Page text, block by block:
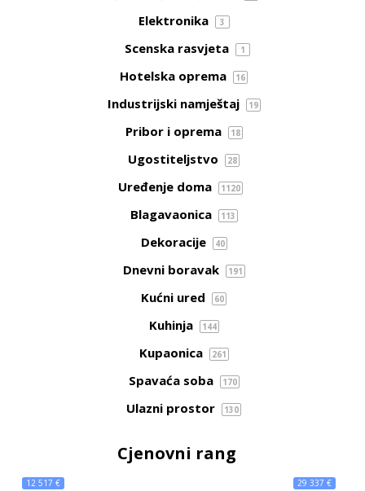
Elektronika 3
Scenska rasvjeta 1
Hotelska oprema 16
Industrijski namještaj 19
Pribor i oprema 18
Ugostiteljstvo 28
Uređenje doma 1120
Blagavaonica 113
Dekoracije 40
Dnevni boravak 191
Kućni ured 60
Kuhinja 144
Kupaonica 261
Spavaća soba 170
Ulazni prostor 130
Cjenovni rang
12 517 € 29 337 €